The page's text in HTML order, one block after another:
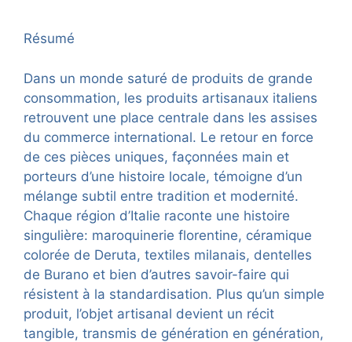
Résumé
Dans un monde saturé de produits de grande
consommation, les produits artisanaux italiens
retrouvent une place centrale dans les assises
du commerce international. Le retour en force
de ces pièces uniques, façonnées main et
porteurs d’une histoire locale, témoigne d’un
mélange subtil entre tradition et modernité.
Chaque région d’Italie raconte une histoire
singulière: maroquinerie florentine, céramique
colorée de Deruta, textiles milanais, dentelles
de Burano et bien d’autres savoir-faire qui
résistent à la standardisation. Plus qu’un simple
produit, l’objet artisanal devient un récit
tangible, transmis de génération en génération,